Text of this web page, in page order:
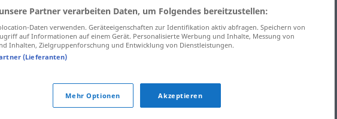
Partner verarbeiten Daten, um Folgendes bereitzustellen:
Daten verwenden. Geräteeigenschaften zur Identifikation aktiv abfragen. Speichern von
auf Informationen auf einem Gerät. Personalisierte Werbung und Inhalte, Messung von
Inhalten, Zielgruppenforschung und Entwicklung von Dienstleistungen.
(Lieferanten)
Mehr Optionen Akzeptieren